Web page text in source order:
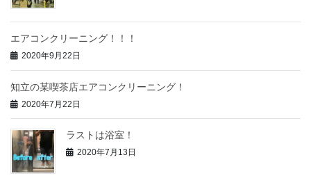
エアコンクリーニング！！！
2020年9月22日
知立の某喫茶店エアコンクリーニング！
2020年7月22日
ラストは浴室！
2020年7月13日